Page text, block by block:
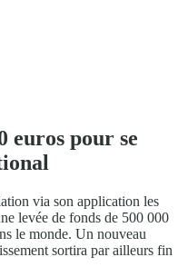
euros pour se
via son application les
levée de fonds de 500 000
le monde. Un nouveau
sortira par ailleurs fin